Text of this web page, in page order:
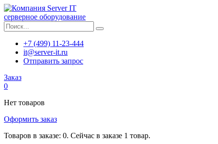
серверное оборудование
+7 (499) 11-23-444
it@server-it.ru
Отправить запрос
Заказ
0
Нет товаров
Оформить заказ
Товаров в заказе: 0. Сейчас в заказе 1 товар.